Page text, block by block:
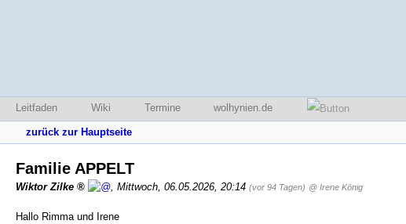
Leitfaden Wiki Termine wolhynien.de
zurück zur Hauptseite
Familie APPELT
Wiktor Zilke , Mittwoch, 06.05.2026, 20:14 (vor 94 Tagen) @ Irene König
Hallo Rimma und Irene